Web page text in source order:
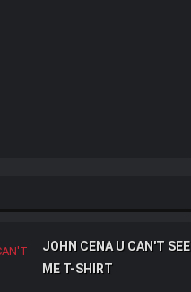
JOHN CENA U CAN'T SEE
ME T-SHIRT